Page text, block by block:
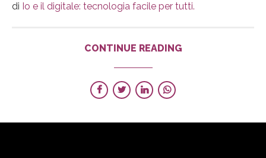
di Io e il digitale: tecnologia facile per tutti.
CONTINUE READING